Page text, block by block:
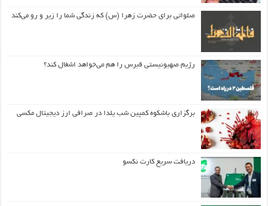
صلواتی برای حضرت زهرا (س) که زندگی شما را زیر و رو می‌کند
رژیم صهیونیستی قبرس را هم می‌خواهد اشغال کند؟
برگزاری باشکوه کمپین شب یلدا در صرافی ارز دیجیتال مکسی
دریافت سریع کارت نکسو